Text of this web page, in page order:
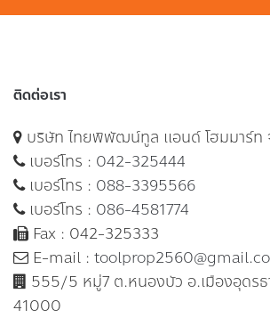
ติดต่อเรา
บริษัท ไทยพิพัฒน์ทูล แอนด์ โฮมมาร์ท
เบอร์โทร : 042-325444
เบอร์โทร : 088-3395566
เบอร์โทร : 086-4581774
Fax : 042-325333
E-mail :
555/5 หมู่7 ต.หนองบัว อ.เมืองอุดรธ
41000